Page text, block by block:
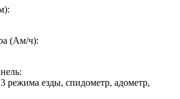
(Ам/ч):
езды, спидометр, адометр,